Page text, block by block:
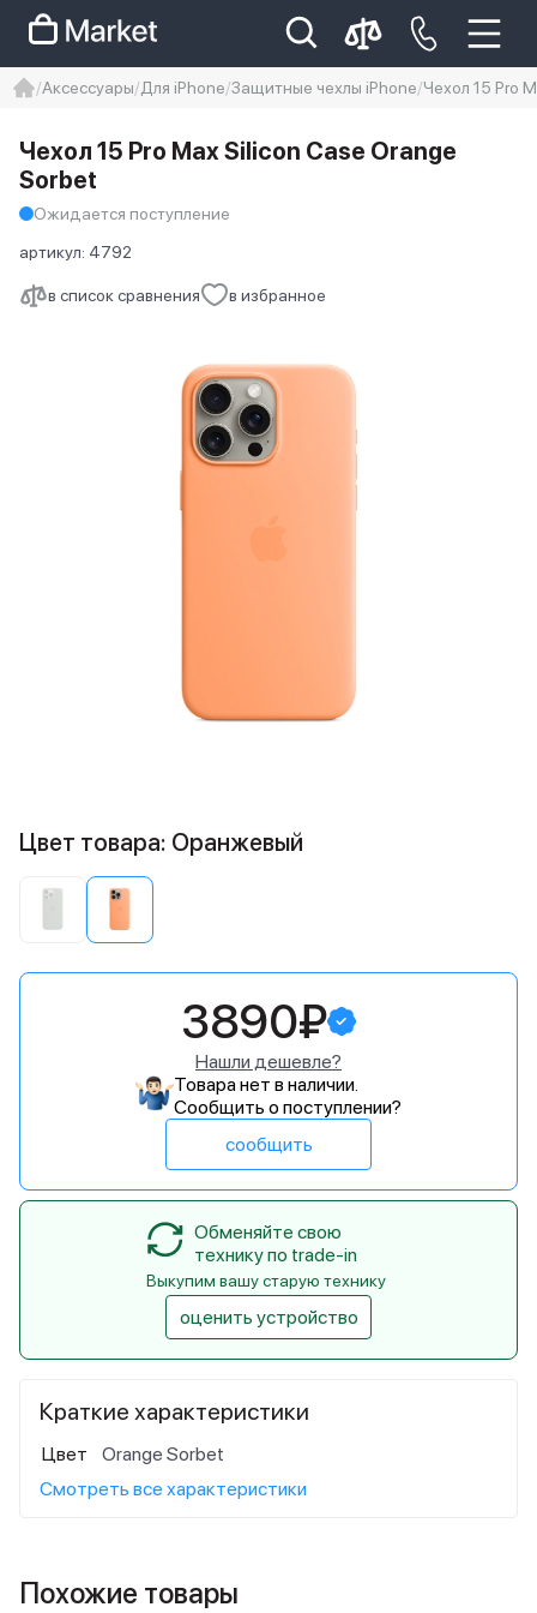
Iphone 14 pro max
айфон 14
Аксессуары Для iPhone Защитные чехлы iPhone Чехол 15 Pro
в список сравнения в избранное
Чехол 15 Pro Max Silicon Case Orange
Sorbet
Ожидается поступление
артикул: 4792
Краткие характеристики
Цвет
Orange Sorbet
Смотреть все характеристики
Цвет товара: Оранжевый
3890₽
Нашли дешевле?
Товара нет в наличии.
Сообщить о поступлении?
сообщить
Обменяйте свою
технику по trade-in
Выкупим вашу старую технику
оценить устройство
Похожие товары